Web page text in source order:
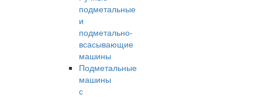
подметальные
и
подметально-
всасывающие
машины
Подметальные
машины
с